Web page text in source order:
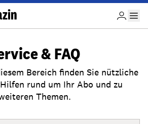
& FAQ
Bereich finden Sie nützliche
rund um Ihr Abo und zu
Themen.